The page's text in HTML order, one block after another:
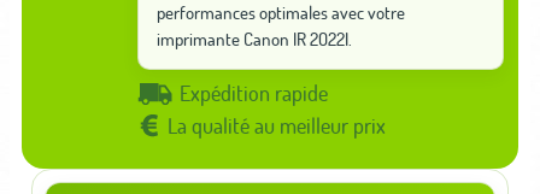
performances optimales avec votre
imprimante Canon IR 2022I.
Expédition rapide
La qualité au meilleur prix